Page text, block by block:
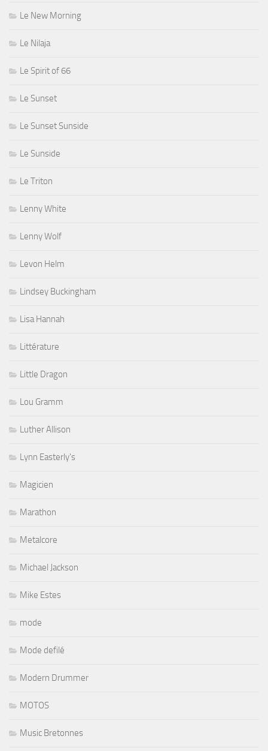
Le New Morning
Le Nilaja
Le Spirit of 66
Le Sunset
Le Sunset Sunside
Le Sunside
Le Triton
Lenny White
Lenny Wolf
Levon Helm
Lindsey Buckingham
Lisa Hannah
Littérature
Little Dragon
Lou Gramm
Luther Allison
Lynn Easterly's
Magicien
Marathon
Metalcore
Michael Jackson
Mike Estes
mode
Mode defilé
Modern Drummer
MOTOS
Music Bretonnes